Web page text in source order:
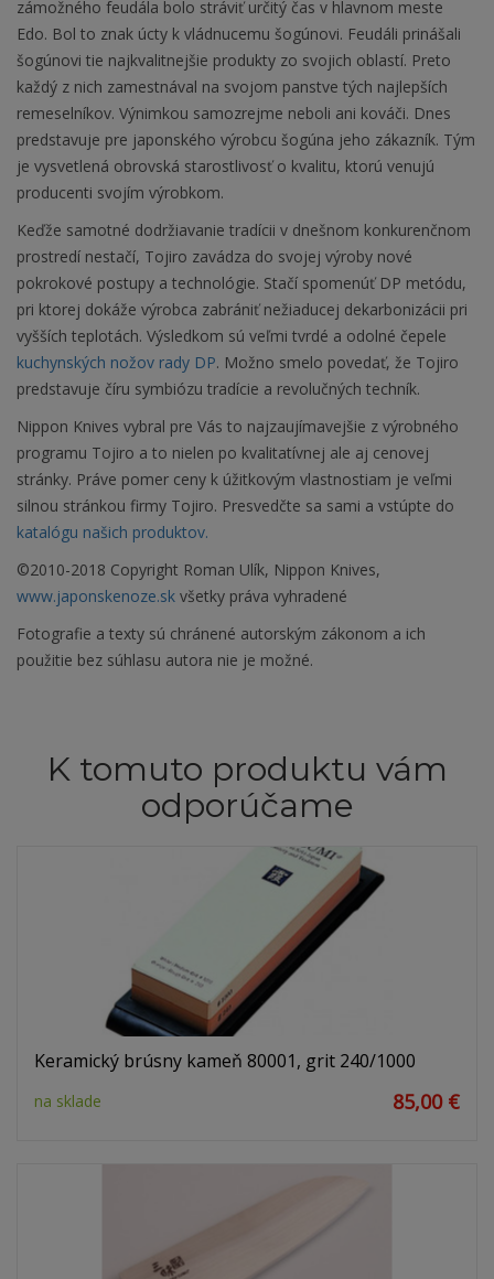
zámožného feudála bolo stráviť určitý čas v hlavnom meste
Edo. Bol to znak úcty k vládnucemu šogúnovi. Feudáli prinášali
šogúnovi tie najkvalitnejšie produkty zo svojich oblastí. Preto
každý z nich zamestnával na svojom panstve tých najlepších
remeselníkov. Výnimkou samozrejme neboli ani kováči. Dnes
predstavuje pre japonského výrobcu šogúna jeho zákazník. Tým
je vysvetlená obrovská starostlivosť o kvalitu, ktorú venujú
producenti svojím výrobkom.
Keďže samotné dodržiavanie tradícii v dnešnom konkurenčnom
prostredí nestačí, Tojiro zavádza do svojej výroby nové
pokrokové postupy a technológie. Stačí spomenúť DP metódu,
pri ktorej dokáže výrobca zabrániť nežiaducej dekarbonizácii pri
vyšších teplotách. Výsledkom sú veľmi tvrdé a odolné čepele
kuchynských nožov rady DP. Možno smelo povedať, že Tojiro
predstavuje číru symbiózu tradície a revolučných techník.
Nippon Knives vybral pre Vás to najzaujímavejšie z výrobného
programu Tojiro a to nielen po kvalitatívnej ale aj cenovej
stránky. Práve pomer ceny k úžitkovým vlastnostiam je veľmi
silnou stránkou firmy Tojiro. Presvedčte sa sami a vstúpte do
katalógu našich produktov.
©2010-2018 Copyright Roman Ulík, Nippon Knives,
www.japonskenoze.sk všetky práva vyhradené
Fotografie a texty sú chránené autorským zákonom a ich
použitie bez súhlasu autora nie je možné.
K tomuto produktu vám
odporúčame
Keramický brúsny kameň 80001, grit 240/1000
na sklade 85,00 €